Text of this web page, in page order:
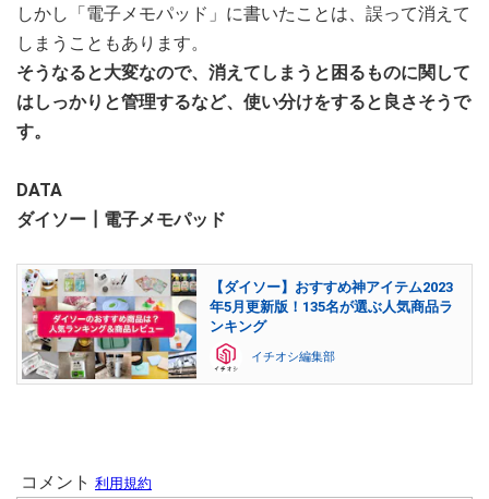
しかし「電子メモパッド」に書いたことは、誤って消えて
しまうこともあります。
そうなると大変なので、消えてしまうと困るものに関して
はしっかりと管理するなど、使い分けをすると良さそうで
す。
DATA
ダイソー┃電子メモパッド
【ダイソー】おすすめ神アイテム2023
年5月更新版！135名が選ぶ人気商品ラ
ンキング
イチオシ編集部